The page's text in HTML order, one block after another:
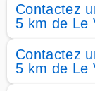
Contactez
5 km de Le
Contactez
5 km de Le